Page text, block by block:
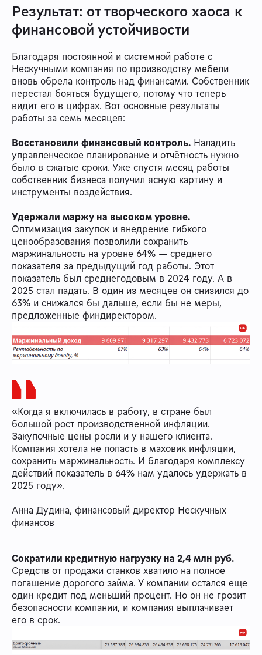
Результат: от творческого хаоса к
финансовой устойчивости
Благодаря постоянной и системной работе с
Нескучными компания по производству мебели
вновь обрела контроль над финансами. Собственник
перестал бояться будущего, потому что теперь
видит его в цифрах. Вот основные результаты
работы за семь месяцев:
Восстановили финансовый контроль. Наладить
управленческое планирование и отчётность нужно
было в сжатые сроки. Уже спустя месяц работы
собственник бизнеса получил ясную картину и
инструменты воздействия.
Удержали маржу на высоком уровне.
Оптимизация закупок и внедрение гибкого
ценообразования позволили сохранить
маржинальность на уровне 64% — среднего
показателя за предыдущий год работы. Этот
показатель был среднегодовым в 2024 году. А в
2025 стал падать. В один из месяцев он снизился до
63% и снижался бы дальше, если бы не меры,
предложенные финдиректором.
«Когда я включилась в работу, в стране был
большой рост производственной инфляции.
Закупочные цены росли и у нашего клиента.
Компания хотела не попасть в маховик инфляции,
сохранить маржинальность. И благодаря комплексу
действий показатель в 64% нам удалось удержать в
2025 году».
Анна Дудина, финансовый директор Нескучных
финансов
Сократили кредитную нагрузку на 2,4 млн руб.
Средств от продажи станков хватило на полное
погашение дорогого займа. У компании остался еще
один кредит под меньший процент. Но он не грозит
безопасности компании, и компания выплачивает
его в срок.